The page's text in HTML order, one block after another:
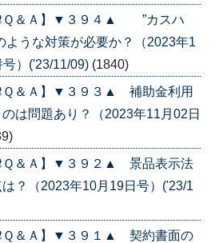
Ｑ＆Ａ】▼３９４▲ ”カスハ
ような対策が必要か？（2023年1
）('23/11/09) (1840)
Ｑ＆Ａ】▼３９３▲ 補助金利用
は問題あり？（2023年11月02日
Ｑ＆Ａ】▼３９２▲ 景品表示法
？（2023年10月19日号）('23/1
Ｑ＆Ａ】▼３９１▲ 契約書面の